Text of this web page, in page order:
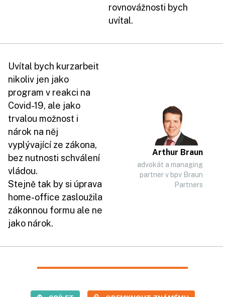
rovnovážnosti bych
uvítal.
Arthur Braun
advokát a managing
partner v bpv Braun
Partners
Uvítal bych kurzarbeit
nikoliv jen jako
program v reakci na
Covid-19, ale jako
trvalou možnost i
nárok na něj
vyplývající ze zákona,
bez nutnosti schválení
vládou.
Stejně tak by si úprava
home-office zasloužila
zákonnou formu ale ne
jako nárok.